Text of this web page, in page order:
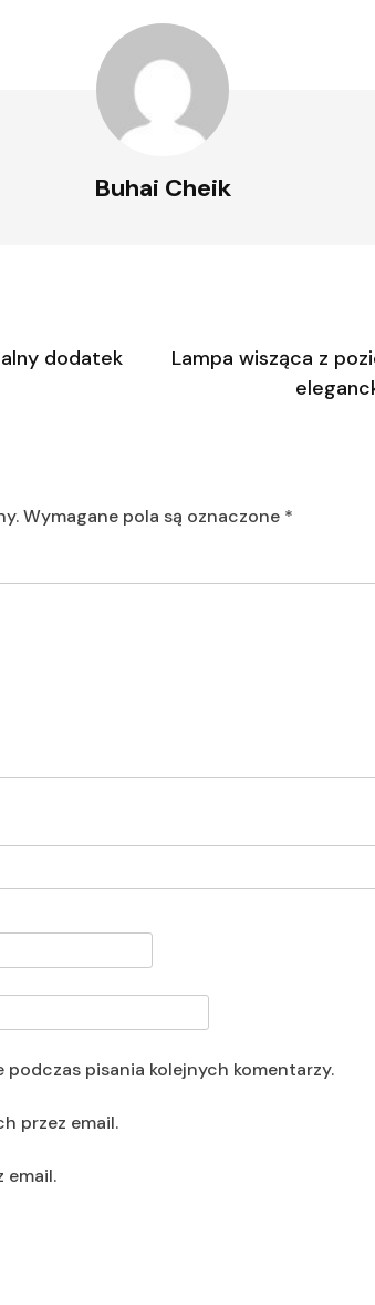
Buhai Cheik
dodatek
Lampa wisząca z
Wymagane pola są oznaczone *
pisania kolejnych komentarzy.
przez email.
email.